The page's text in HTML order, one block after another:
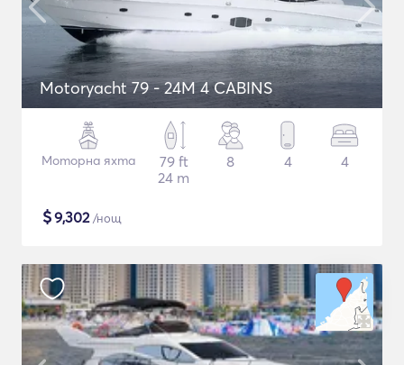
Motoryacht 79 - 24M 4 CABINS
Моторна яхта
79 ft
24 m
8 4 4
$9,302/нощ